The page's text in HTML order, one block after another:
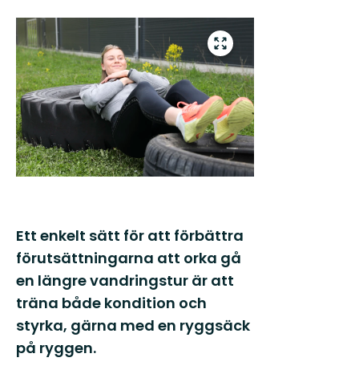
Bilder
Gå
till
helskärmsläge
Ett enkelt sätt för att förbättra
förutsättningarna att orka gå
en längre vandringstur är att
träna både kondition och
styrka, gärna med en ryggsäck
på ryggen.